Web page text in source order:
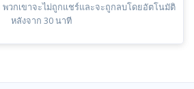
วกเขาจะไม่ถูกแชร์และจะถูกลบโดยอัตโนมัติ
หลังจาก 30 นาที